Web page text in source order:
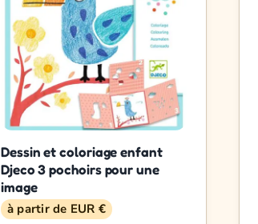
Dessin et coloriage enfant
Djeco 3 pochoirs pour une
image
à partir de EUR €